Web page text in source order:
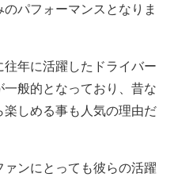
パフォーマンスとなりま
年に活躍したドライバー
般的となっており、昔な
しめる事も人気の理由だ
ァンにとっても彼らの活躍